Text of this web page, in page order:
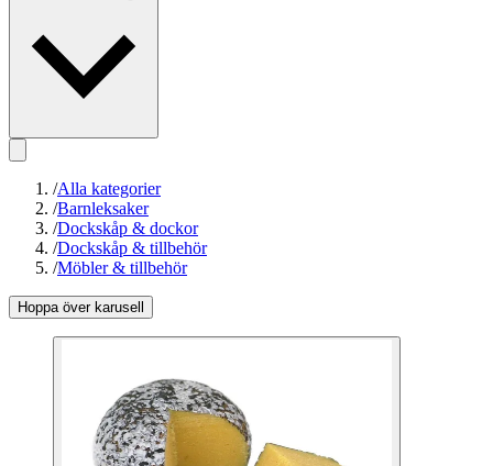
/Alla kategorier
/Barnleksaker
/Dockskåp & dockor
/Dockskåp & tillbehör
/Möbler & tillbehör
Hoppa över karusell